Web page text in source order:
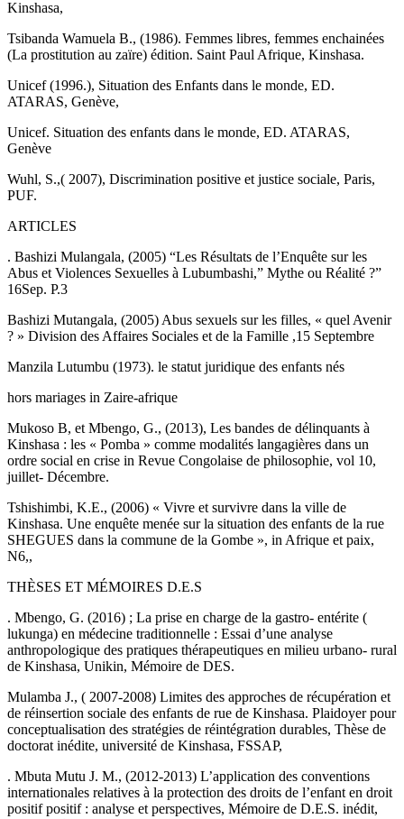
Kinshasa,
Tsibanda Wamuela B., (1986). Femmes libres, femmes enchainées
(La prostitution au zaïre) édition. Saint Paul Afrique, Kinshasa.
Unicef (1996.), Situation des Enfants dans le monde, ED.
ATARAS, Genève,
Unicef. Situation des enfants dans le monde, ED. ATARAS,
Genève
Wuhl, S.,( 2007), Discrimination positive et justice sociale, Paris,
PUF.
ARTICLES
. Bashizi Mulangala, (2005) “Les Résultats de l’Enquête sur les
Abus et Violences Sexuelles à Lubumbashi,” Mythe ou Réalité ?”
16Sep. P.3
Bashizi Mutangala, (2005) Abus sexuels sur les filles, « quel Avenir
? » Division des Affaires Sociales et de la Famille ,15 Septembre
Manzila Lutumbu (1973). le statut juridique des enfants nés
hors mariages in Zaire-afrique
Mukoso B, et Mbengo, G., (2013), Les bandes de délinquants à
Kinshasa : les « Pomba » comme modalités langagières dans un
ordre social en crise in Revue Congolaise de philosophie, vol 10,
juillet- Décembre.
Tshishimbi, K.E., (2006) « Vivre et survivre dans la ville de
Kinshasa. Une enquête menée sur la situation des enfants de la rue
SHEGUES dans la commune de la Gombe », in Afrique et paix,
N6,,
THÈSES ET MÉMOIRES D.E.S
. Mbengo, G. (2016) ; La prise en charge de la gastro- entérite (
lukunga) en médecine traditionnelle : Essai d’une analyse
anthropologique des pratiques thérapeutiques en milieu urbano- rural
de Kinshasa, Unikin, Mémoire de DES.
Mulamba J., ( 2007-2008) Limites des approches de récupération et
de réinsertion sociale des enfants de rue de Kinshasa. Plaidoyer pour
conceptualisation des stratégies de réintégration durables, Thèse de
doctorat inédite, université de Kinshasa, FSSAP,
. Mbuta Mutu J. M., (2012-2013) L’application des conventions
internationales relatives à la protection des droits de l’enfant en droit
positif positif : analyse et perspectives, Mémoire de D.E.S. inédit,